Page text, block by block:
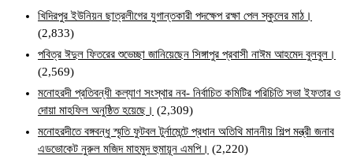
খিদিরপুর ইউনিয়ন ছাত্রলীগের যুগান্তকারী পদক্ষেপ রক্ষা পেল স্কুলের মাঠ।
(2,833)
পবিত্র ঈদুল ফিতরের শুভেচ্ছা জানিয়েছেন সিঙ্গাপুর প্রবাসী নাঈম আহমেদ বুলবুল।
(2,569)
মনোহরদী প্রতিবন্ধী কল্যাণ সংস্থার নব- নির্বাচিত কমিটির পরিচিতি সভা ইফতার ও
দোয়া মাহফিল অনুষ্ঠিত হয়েছে। (2,309)
মনোহরদীতে বঙ্গবন্ধু স্মৃতি ফুটবল টুর্নামেন্টে প্রধান অতিথি মাননীয় শিল্প মন্ত্রী জনাব
এডভোকেট নুরুল মজিদ মাহমুদ হুমায়ূন এমপি। (2,220)